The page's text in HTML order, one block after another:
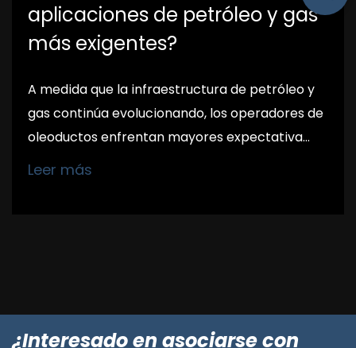
aplicaciones de petróleo y gas
más exigentes?
A medida que la infraestructura de petróleo y
gas continúa evolucionando, los operadores de
oleoductos enfrentan mayores expectativa...
Leer más
¿Interesado en asociarse con